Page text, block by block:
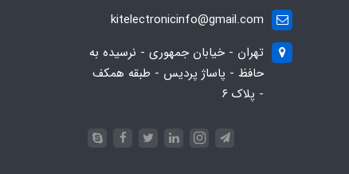
kitelectronicinfo@gmail.com
تهران - خیابان جمهوری - نرسیده به
حافظ - پاساژ پردیس - طبقه همکف
- پلاک ۶